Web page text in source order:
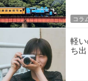
コラ
軽
ち